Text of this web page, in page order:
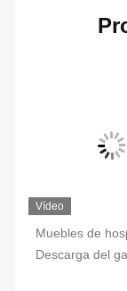
Vídeo
Muebles de
Descarga del